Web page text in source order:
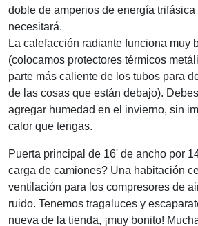
doble de amperios de energía
necesitará.
La calefacción radiante funciona muy
(colocamos protectores térmicos
parte más caliente de los tubos para
de las cosas que están debajo).
agregar humedad en el invierno, sin
calor que tengas.
Puerta principal de 16' de ancho por
carga de camiones? Una habitación
ventilación para los compresores de
ruido. Tenemos tragaluces y
nueva de la tienda, ¡muy bonito!